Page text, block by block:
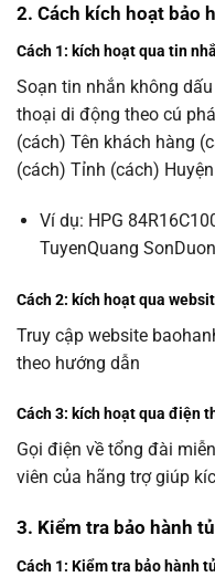
2. Cách kích hoạt bảo
Cách 1: kích hoạt qua tin
Soạn tin nhắn không
thoại di động theo cú
(cách) Tên khách hàng
(cách) Tỉnh (cách)
Ví dụ: HPG
TuyenQuang
Cách 2: kích hoạt qua
Truy cập website
theo hướng dẫn
Cách 3: kích hoạt qua điện
Gọi điện về tổng đài
viên của hãng trợ giúp
3. Kiểm tra bảo hành
Cách 1: Kiểm tra bảo hành